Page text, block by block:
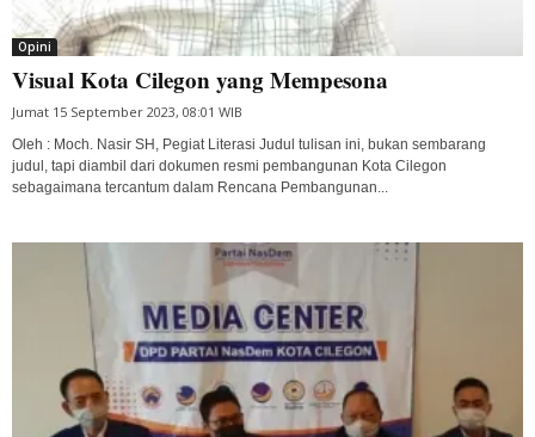
Opini
Visual Kota Cilegon yang Mempesona
Jumat 15 September 2023, 08:01 WIB
Oleh : Moch. Nasir SH, Pegiat Literasi Judul tulisan ini, bukan sembarang
judul, tapi diambil dari dokumen resmi pembangunan Kota Cilegon
sebagaimana tercantum dalam Rencana Pembangunan...